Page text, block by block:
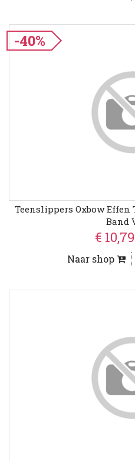
-40%
Teenslippers Oxbow Effen
Band
€ 10,79
Naar shop